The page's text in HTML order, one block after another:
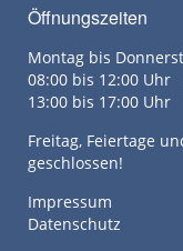
Öffnungszeiten
Montag bis
08:00 bis 12:00 Uhr
13:00 bis 17:00 Uhr
Freitag, Feiertage
geschlossen!
Impressum
Datenschutz